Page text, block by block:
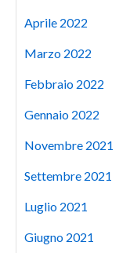
Aprile 2022
Marzo 2022
Febbraio 2022
Gennaio 2022
Novembre 2021
Settembre 2021
Luglio 2021
Giugno 2021